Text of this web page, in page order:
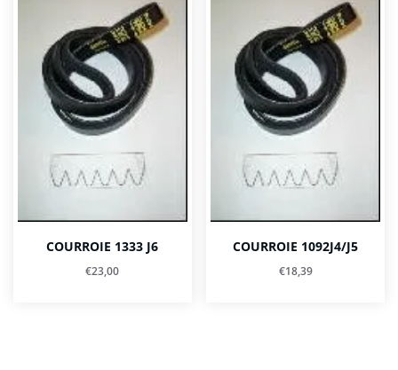
COURROIE 1333 J6
€23,00
COURROIE 1092J4/J5
€18,39